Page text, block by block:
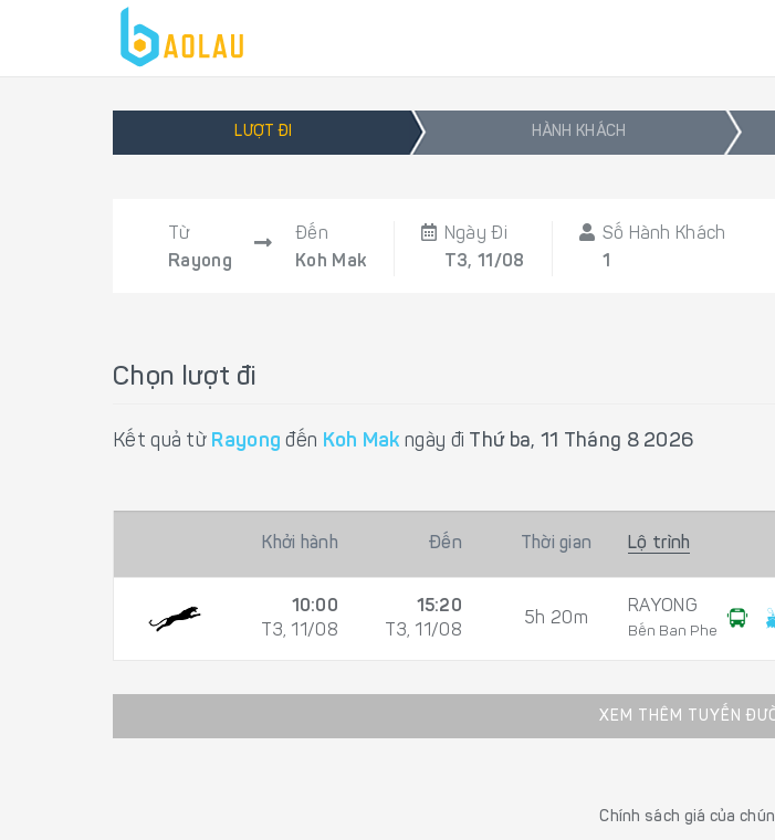
LƯỢT ĐI HÀNH KHÁCH
Từ
Rayong
Đến
Koh Mak
Ngày Đi
T3, 11/08
Số Hành Khách
1
Chọn lượt đi
Kết quả từ Rayong đến Koh Mak ngày đi Thứ ba, 11 Tháng 8 2026
Khởi hành Đến Thời gian Lộ trình
10:00
T3, 11/08
15:20
T3, 11/08
5h 20m
RAYONG
Bến Ban Phe
XEM THÊM TUYẾN
Chính sách giá của